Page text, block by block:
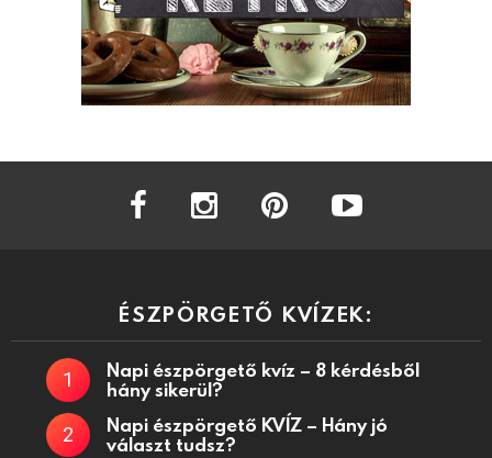
facebook instagram
ÉSZPÖRGETŐ KVÍZEK:
Napi észpörgető kvíz – 8 kérdésből
hány sikerül?
Napi észpörgető KVÍZ – Hány jó
választ tudsz?